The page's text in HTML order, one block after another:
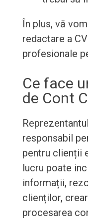
În plus, vă
redactare a
profesionale
Ce face
de Cont
responsabil
pentru clienții
lucru poate
informații,
clienților,
procesarea